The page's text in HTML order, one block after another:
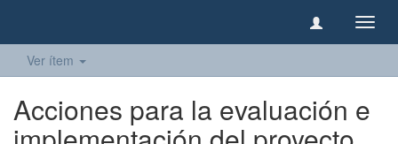
Ver ítem
Acciones para la evaluación e